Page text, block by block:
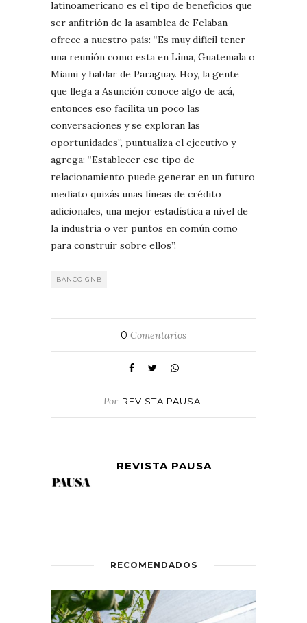
latinoamericano es el tipo de beneficios que
ser anfitrión de la asamblea de Felaban
ofrece a nuestro país: “Es muy difícil tener
una reunión como esta en Lima, Guatemala o
Miami y hablar de Paraguay. Hoy, la gente
que llega a Asunción conoce algo de acá,
entonces eso facilita un poco las
conversaciones y se exploran las
oportunidades”, puntualiza el ejecutivo y
agrega: “Establecer ese tipo de
relacionamiento puede generar en un futuro
mediato quizás unas líneas de crédito
adicionales, una mejor estadística a nivel de
la industria o ver puntos en común como
para construir sobre ellos”.
BANCO GNB
0 Comentarios
Por REVISTA PAUSA
REVISTA PAUSA
RECOMENDADOS